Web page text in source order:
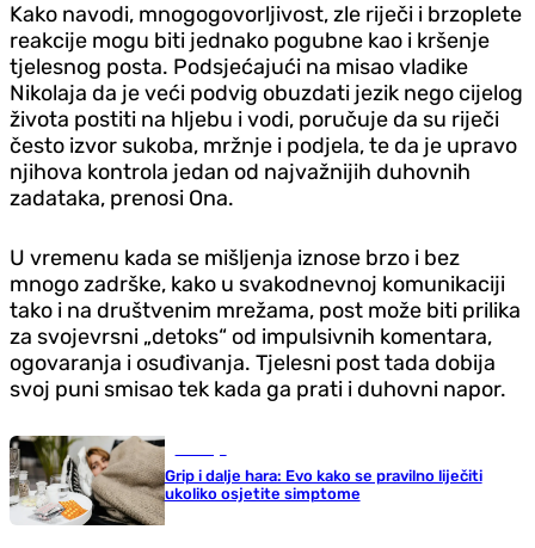
Kako navodi, mnogogovorljivost, zle riječi i brzoplete
reakcije mogu biti jednako pogubne kao i kršenje
tjelesnog posta. Podsjećajući na misao vladike
Nikolaja da je veći podvig obuzdati jezik nego cijelog
života postiti na hljebu i vodi, poručuje da su riječi
često izvor sukoba, mržnje i podjela, te da je upravo
njihova kontrola jedan od najvažnijih duhovnih
zadataka, prenosi Ona.
U vremenu kada se mišljenja iznose brzo i bez
mnogo zadrške, kako u svakodnevnoj komunikaciji
tako i na društvenim mrežama, post može biti prilika
za svojevrsni „detoks“ od impulsivnih komentara,
ogovaranja i osuđivanja. Tjelesni post tada dobija
svoj puni smisao tek kada ga prati i duhovni napor.
Grip i dalje hara: Evo kako se pravilno liječiti
ukoliko osjetite simptome